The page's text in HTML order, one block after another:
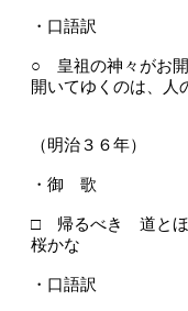
・口語訳
○ 皇祖の神々がお開
開いてゆくのは、人
（明治３６年）
・御 歌
□ 帰るべき 道と
桜かな
・口語訳